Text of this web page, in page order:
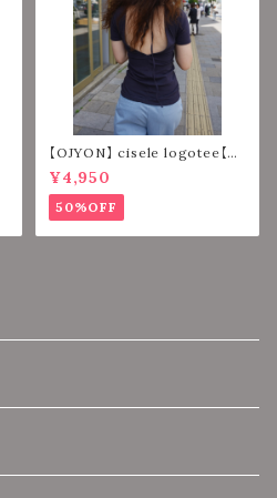
【OJYON】 cisele logotee【N
AVY】
¥4,950
50%OFF